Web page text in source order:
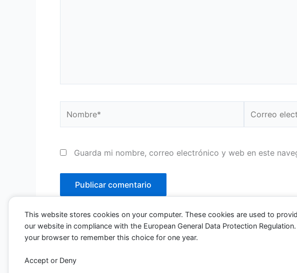
electrónico*
Guarda mi nombre, correo electrónico y web en este
This website stores cookies on your computer. These cookies are used to
our website in compliance with the European General Data Protection
your browser to remember this choice for one year.
Accept or Deny